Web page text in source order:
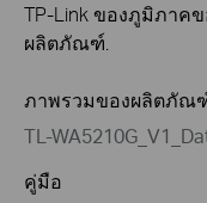
TP-Link ของภูมิภาค
ผลิตภัณฑ์.
ภาพรวมของผลิตภัณ
TL-
คู่มือ